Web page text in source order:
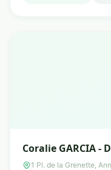
Coralie GARCIA -
Adapté
1 Pl. de la Grenette,